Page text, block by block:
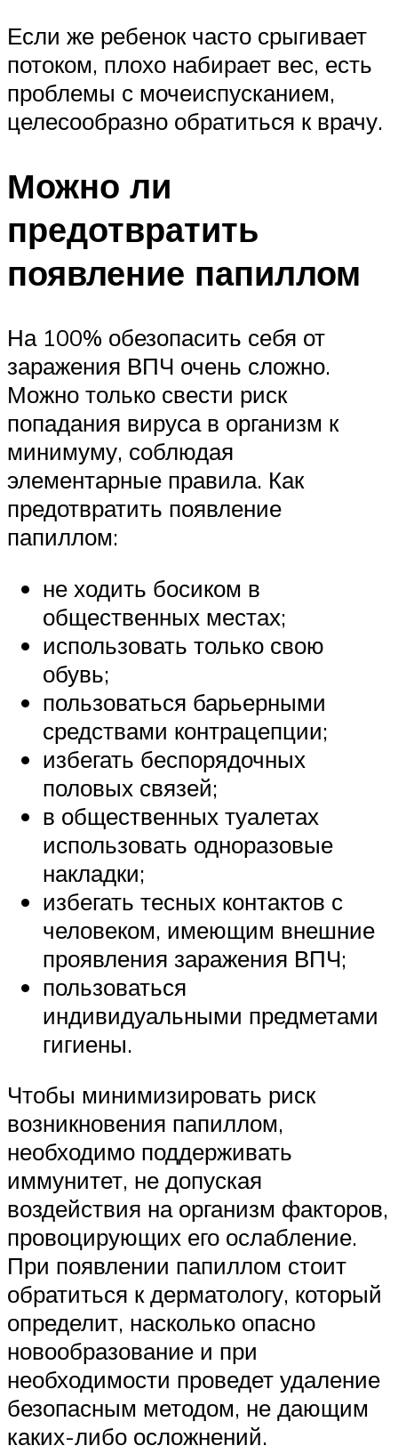
Если же ребенок часто срыгивает
потоком, плохо набирает вес, есть
проблемы с мочеиспусканием,
целесообразно обратиться к врачу.
Можно ли
предотвратить
появление папиллом
На 100% обезопасить себя от
заражения ВПЧ очень сложно.
Можно только свести риск
попадания вируса в организм к
минимуму, соблюдая
элементарные правила. Как
предотвратить появление
папиллом:
не ходить босиком в
общественных местах;
использовать только свою
обувь;
пользоваться барьерными
средствами контрацепции;
избегать беспорядочных
половых связей;
в общественных туалетах
использовать одноразовые
накладки;
избегать тесных контактов с
человеком, имеющим внешние
проявления заражения ВПЧ;
пользоваться
индивидуальными предметами
гигиены.
Чтобы минимизировать риск
возникновения папиллом,
необходимо поддерживать
иммунитет, не допуская
воздействия на организм факторов,
провоцирующих его ослабление.
При появлении папиллом стоит
обратиться к дерматологу, который
определит, насколько опасно
новообразование и при
необходимости проведет удаление
безопасным методом, не дающим
каких-либо осложнений.